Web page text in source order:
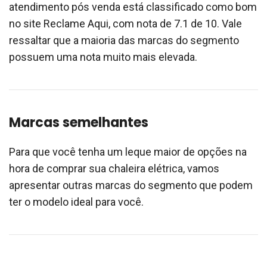
atendimento pós venda está classificado como bom
no site Reclame Aqui, com nota de 7.1 de 10. Vale
ressaltar que a maioria das marcas do segmento
possuem uma nota muito mais elevada.
Marcas semelhantes
Para que você tenha um leque maior de opções na
hora de comprar sua chaleira elétrica, vamos
apresentar outras marcas do segmento que podem
ter o modelo ideal para você.